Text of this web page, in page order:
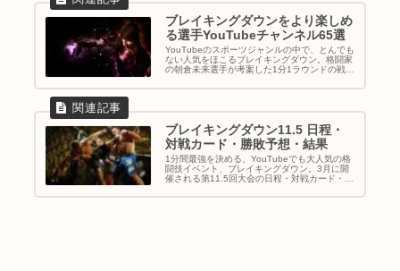
ブレイキングダウンをより楽しめ
る選手YouTubeチャンネル65選
YouTubeのスポーツジャンルの中で、とんでも
ない人気をほこるブレイキングダウン。格闘家
の朝倉未来選手が考案した1分1ラウンドの戦い
ブレイキングダウン11.5 日程・
対戦カード・勝敗予想・結果
1分間最強を決める、YouTubeでも大人気の格
闘技イベント、ブレイキングダウン。3月に開
催される第11.5回大会の日程・対戦カード・勝